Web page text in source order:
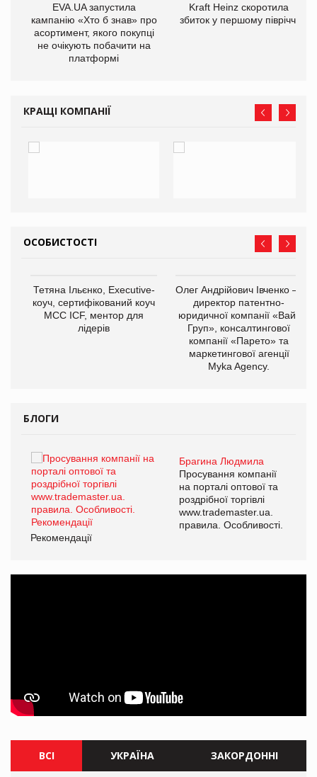
EVA.UA запустила
кампанію «Хто б знав» про
асортимент, якого покупці
не очікують побачити на
платформі
Kraft Heinz скоротила
збиток у першому півріччі
КРАЩІ КОМПАНІЇ
ОСОБИСТОСТІ
Тетяна Ільєнко, Executive-
коуч, сертифікований коуч
МСС ICF, ментор для
лідерів
Олег Андрійович Івченко —
директор патентно-
юридичної компанії «Вайз
Груп», консалтингової
компанії «Парето» та
маркетингової агенції
Myka Agency.
БЛОГИ
Брагина Людмила
Просування компанії
на порталі оптової та
роздрібної торгівлі
www.trademaster.ua.
правила. Особливості.
Рекомендації
ВСІ УКРАЇНА ЗАКОРДОННІ